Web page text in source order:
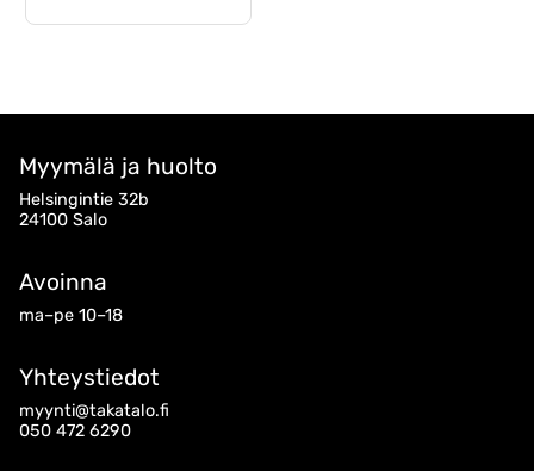
Myymälä ja huolto
Helsingintie 32b
24100 Salo
Avoinna
ma–pe 10–18
Yhteystiedot
myynti@takatalo.fi
050 472 6290